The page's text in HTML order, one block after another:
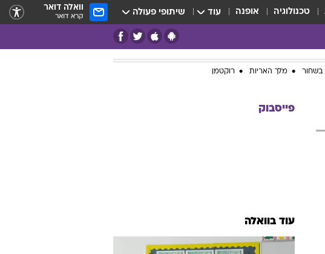
טכנולוגיה אופנה עוד שיתופי פעולה וואלה דואר
קרא דואר
בשחור מלך האריות רוקטמן
פייסבוק
עוד בוואלה